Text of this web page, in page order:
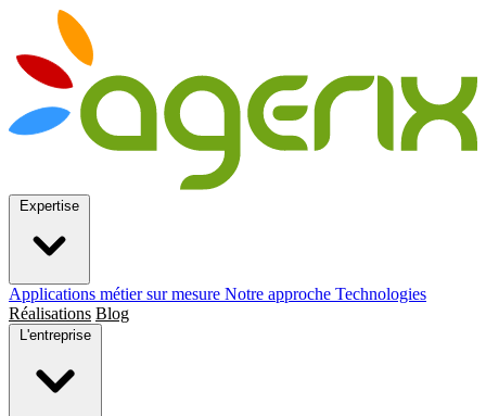
Applications métier sur mesure Notre approche Technologies
Réalisations Blog